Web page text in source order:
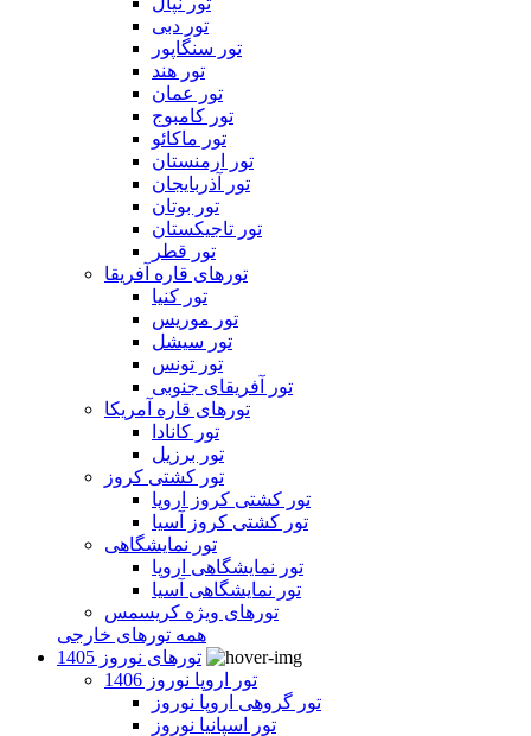
تور دبی
تور سنگاپور
تور هند
تور عمان
تور کامبوج
تور ماکائو
تور ارمنستان
تور آذربایجان
تور بوتان
تور تاجیکستان
تور قطر
تورهای قاره آفریقا
تور کنیا
تور موریس
تور سیشل
تور تونس
تور آفریقای جنوبی
تورهای قاره آمریکا
تور کانادا
تور برزیل
تور کشتی کروز
تور کشتی کروز اروپا
تور کشتی کروز آسیا
تور نمایشگاهی
تور نمایشگاهی اروپا
تور نمایشگاهی آسیا
تورهای ویژه کریسمس
همه تورهای خارجی
تورهای نوروز 1405
تور اروپا نوروز 1406
تور گروهی اروپا نوروز
تور اسپانیا نوروز